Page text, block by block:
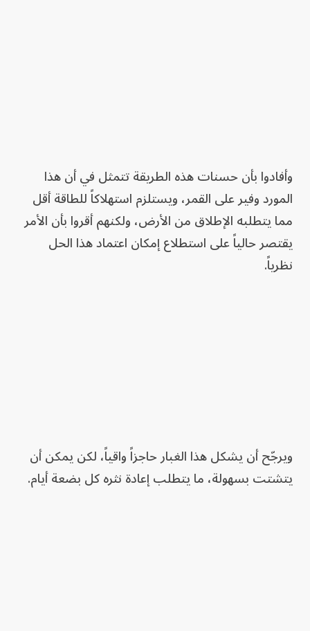
وأفادوا بأن حسنات هذه الطريقة تتمثل في أن هذا
المورد وفير على القمر، ويستلزم استهلاكاً للطاقة أقل
مما يتطلبه الإطلاق من الأرض، ولكنهم أقروا بأن الأمر
يقتصر حالياً على استطلاع إمكان اعتماد هذا الحل
نظرياً.
ويرجّح أن يشكل هذا الغبار حاجزاً واقياً، لكن يمكن أن
يتشتت بسهولة، ما يتطلب إعادة نثره كل بضعة أيام.